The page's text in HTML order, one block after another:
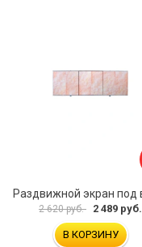
2 620 руб. 2 489 руб.
В КОРЗИНУ